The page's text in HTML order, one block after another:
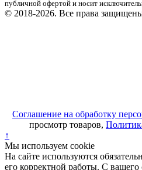
публичной офертой и носит
© 2018-2026. Все права
Соглашение на обработку
просмотр товаров,
↑
Мы используем cookie
На сайте используются
его корректной работы. С вашего